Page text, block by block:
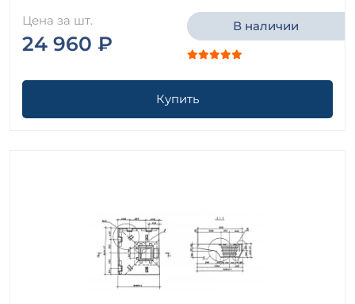
Цена за шт.
24 960 ₽
В наличии
Купить